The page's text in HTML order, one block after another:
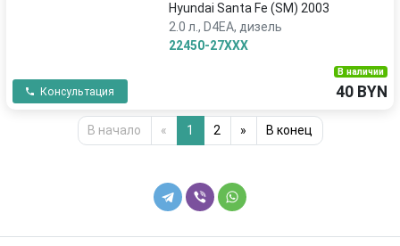
Hyundai Santa Fe (SM) 2003
2.0 л., D4EA, дизель
22450-27XXX
Консультация
В наличии
40 BYN
В начало « 1 2 » В конец